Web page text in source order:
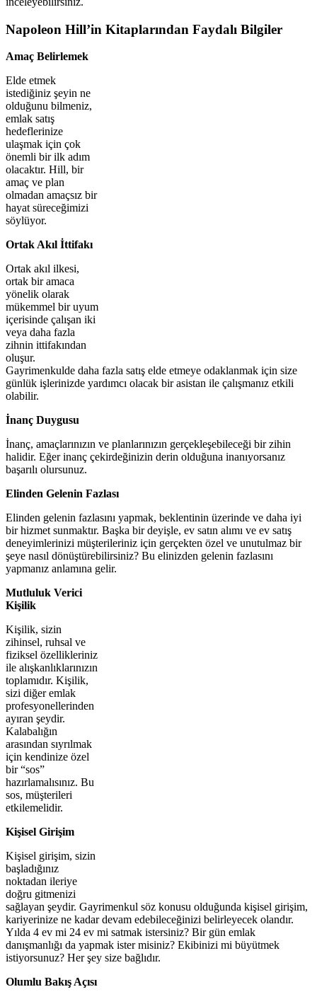
Napoleon Hill’in Kitaplarından Faydalı Bilgiler
Amaç Belirlemek
Elde etmek
istediğiniz şeyin ne
olduğunu bilmeniz,
emlak satış
hedeflerinize
ulaşmak için çok
önemli bir ilk adım
olacaktır. Hill, bir
amaç ve plan
olmadan amaçsız bir
hayat süreceğimizi
söylüyor.
Ortak Akıl İttifakı
Ortak akıl ilkesi,
ortak bir amaca
yönelik olarak
mükemmel bir uyum
içerisinde çalışan iki
veya daha fazla
zihnin ittifakından
oluşur.
Gayrimenkulde daha fazla satış elde etmeye odaklanmak için size
günlük işlerinizde yardımcı olacak bir asistan ile çalışmanız etkili
olabilir.
İnanç Duygusu
İnanç, amaçlarınızın ve planlarınızın gerçekleşebileceği bir zihin
halidir. Eğer inanç çekirdeğinizin derin olduğuna inanıyorsanız
başarılı olursunuz.
Elinden Gelenin Fazlası
Elinden gelenin fazlasını yapmak, beklentinin üzerinde ve daha iyi
bir hizmet sunmaktır. Başka bir deyişle, ev satın alımı ve ev satış
deneyimlerinizi müşterileriniz için gerçekten özel ve unutulmaz bir
şeye nasıl dönüştürebilirsiniz? Bu elinizden gelenin fazlasını
yapmanız anlamına gelir.
Mutluluk Verici
Kişilik
Kişilik, sizin
zihinsel, ruhsal ve
fiziksel özellikleriniz
ile alışkanlıklarınızın
toplamıdır. Kişilik,
sizi diğer emlak
profesyonellerinden
ayıran şeydir.
Kalabalığın
arasından sıyrılmak
için kendinize özel
bir “sos”
hazırlamalısınız. Bu
sos, müşterileri
etkilemelidir.
Kişisel Girişim
Kişisel girişim, sizin
başladığınız
noktadan ileriye
doğru gitmenizi
sağlayan şeydir. Gayrimenkul söz konusu olduğunda kişisel girişim,
kariyerinize ne kadar devam edebileceğinizi belirleyecek olandır.
Yılda 4 ev mi 24 ev mi satmak istersiniz? Bir gün emlak
danışmanlığı da yapmak ister misiniz? Ekibinizi mi büyütmek
istiyorsunuz? Her şey size bağlıdır.
Olumlu Bakış Açısı